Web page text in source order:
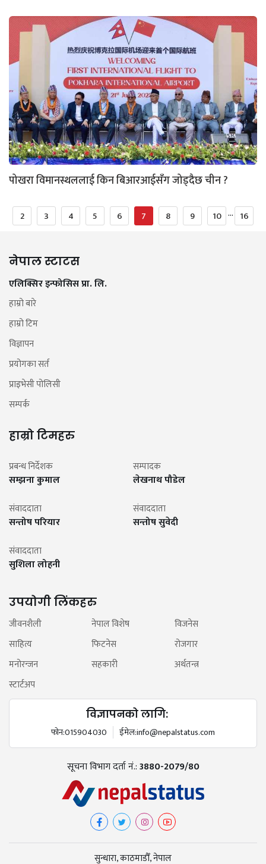
पोखरा विमानस्थललाई किन बिआरआईसँग जोड्दैछ चीन ?
2 3 4 5 6 7 8 9 10 ... 16
नेपाल स्टाटस
एलिक्सिर इन्फोसिस प्रा. लि.
हाम्रो बारे
हाम्रो टिम
विज्ञापन
प्रयोगका सर्त
प्राइभेसी पोलिसी
सम्पर्क
हाम्रो टिमहरु
प्रबन्ध निर्देशक
सम्झना कुमाल
सम्पादक
लेखनाथ पौडेल
संवाददाता
सन्तोष परियार
संवाददाता
सन्तोष सुवेदी
संवाददाता
सुशिला लोहनी
उपयोगी लिंकहरु
जीवनशैली नेपाल विशेष
विजनेस
साहित्य
फिटनेस
रोजगार
मनोरन्जन
सहकारी
अर्थतन्त्र
स्टार्टअप
विज्ञापनको लागि:
फोन:015904030 ईमेल:info@nepalstatus.com
सूचना विभाग दर्ता नं.:3880-2079/80
सुन्धारा, काठमाडौँ, नेपाल